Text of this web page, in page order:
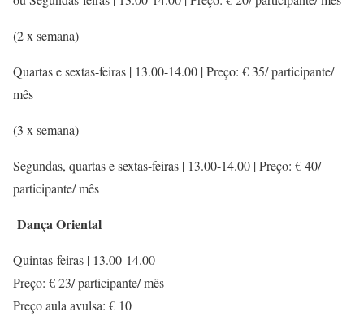
(2 x semana)
Quartas e sextas-feiras | 13.00-14.00 | Preço: € 35/ participante/
mês
(3 x semana)
Segundas, quartas e sextas-feiras | 13.00-14.00 | Preço: € 40/
participante/ mês
Dança Oriental
Quintas-feiras | 13.00-14.00
Preço: € 23/ participante/ mês
Preço aula avulsa: € 10